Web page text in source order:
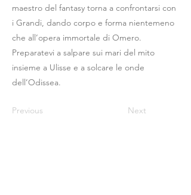
maestro del fantasy torna a confrontarsi con
i Grandi, dando corpo e forma nientemeno
che all’opera immortale di Omero.
Preparatevi a salpare sui mari del mito
insieme a Ulisse e a solcare le onde
dell’Odissea.
Previous Next